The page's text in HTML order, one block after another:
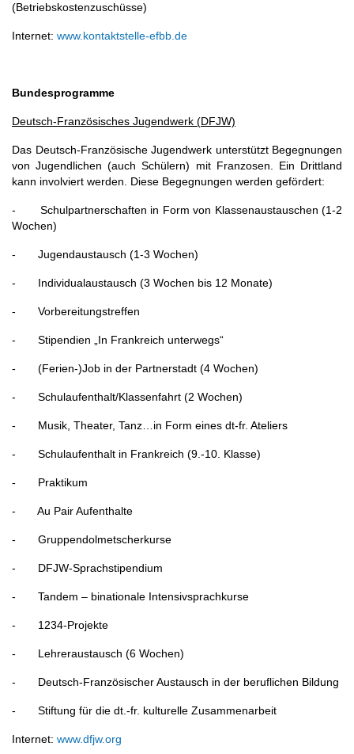
(Betriebskostenzuschüsse)
Internet: www.kontaktstelle-efbb.de
Bundesprogramme
Deutsch-Französisches Jugendwerk (DFJW)
Das Deutsch-Französische Jugendwerk unterstützt Begegnungen
von Jugendlichen (auch Schülern) mit Franzosen. Ein Drittland
kann involviert werden. Diese Begegnungen werden gefördert:
- Schulpartnerschaften in Form von Klassenaustauschen (1-2
Wochen)
- Jugendaustausch (1-3 Wochen)
- Individualaustausch (3 Wochen bis 12 Monate)
- Vorbereitungstreffen
- Stipendien „In Frankreich unterwegs“
- (Ferien-)Job in der Partnerstadt (4 Wochen)
- Schulaufenthalt/Klassenfahrt (2 Wochen)
- Musik, Theater, Tanz…in Form eines dt-fr. Ateliers
- Schulaufenthalt in Frankreich (9.-10. Klasse)
- Praktikum
- Au Pair Aufenthalte
- Gruppendolmetscherkurse
- DFJW-Sprachstipendium
- Tandem – binationale Intensivsprachkurse
- 1234-Projekte
- Lehreraustausch (6 Wochen)
- Deutsch-Französischer Austausch in der beruflichen Bildung
- Stiftung für die dt.-fr. kulturelle Zusammenarbeit
Internet: www.dfjw.org